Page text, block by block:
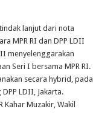
lanjut dari nota
MPR RI dan DPP LDII
menyelenggarakan
Seri I bersama MPR RI.
secara hybrid, pada
LDII, Jakarta.
Kahar Muzakir, Wakil